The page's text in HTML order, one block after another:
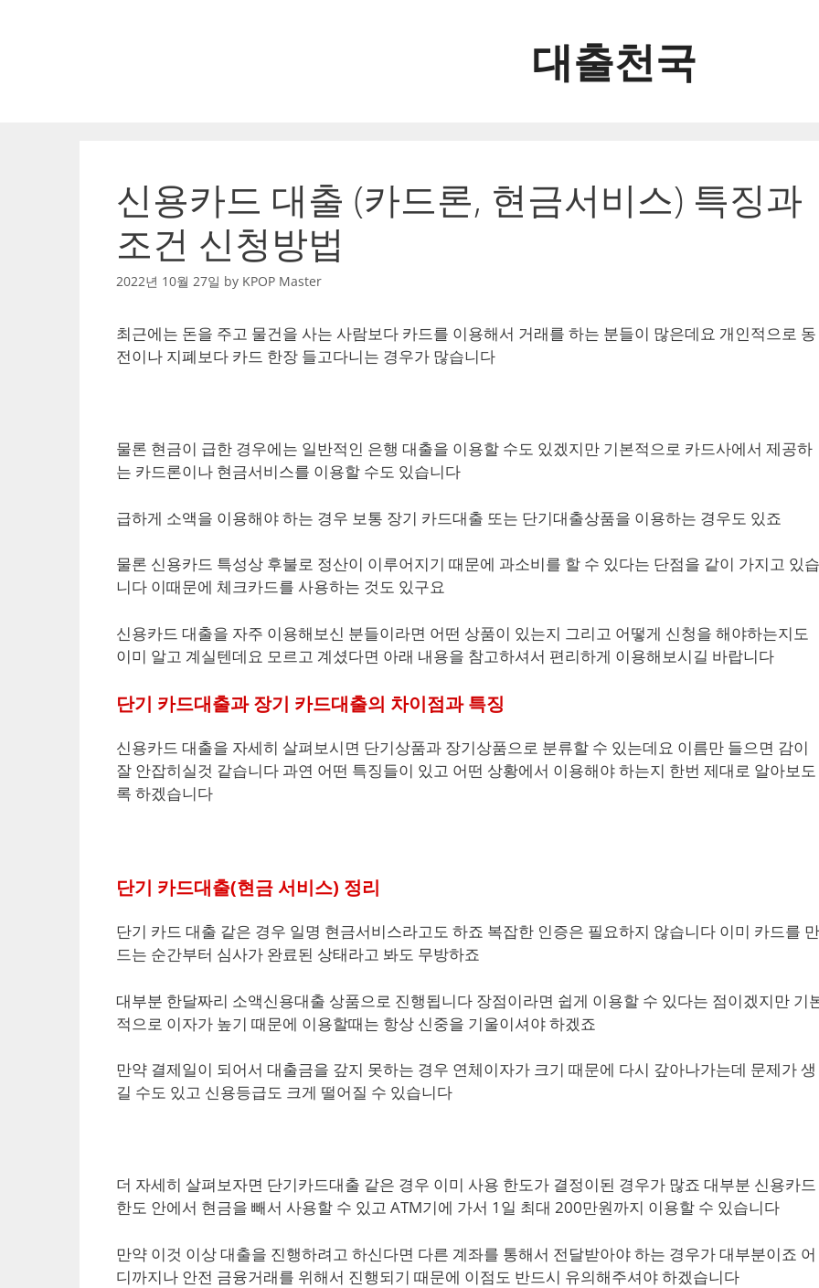
대출천국
신용카드 대출 (카드론, 현금서비스) 특징과
조건 신청방법
2022년 10월 27일 by KPOP Master
최근에는 돈을 주고 물건을 사는 사람보다 카드를 이용해서 거래를 하는 분들이 많은데요 개인적으로 동
전이나 지폐보다 카드 한장 들고다니는 경우가 많습니다
물론 현금이 급한 경우에는 일반적인 은행 대출을 이용할 수도 있겠지만 기본적으로 카드사에서 제공하
는 카드론이나 현금서비스를 이용할 수도 있습니다
급하게 소액을 이용해야 하는 경우 보통 장기 카드대출 또는 단기대출상품을 이용하는 경우도 있죠
물론 신용카드 특성상 후불로 정산이 이루어지기 때문에 과소비를 할 수 있다는 단점을 같이 가지고 있습
니다 이때문에 체크카드를 사용하는 것도 있구요
신용카드 대출을 자주 이용해보신 분들이라면 어떤 상품이 있는지 그리고 어떻게 신청을 해야하는지도
이미 알고 계실텐데요 모르고 계셨다면 아래 내용을 참고하셔서 편리하게 이용해보시길 바랍니다
단기 카드대출과 장기 카드대출의 차이점과 특징
신용카드 대출을 자세히 살펴보시면 단기상품과 장기상품으로 분류할 수 있는데요 이름만 들으면 감이
잘 안잡히실것 같습니다 과연 어떤 특징들이 있고 어떤 상황에서 이용해야 하는지 한번 제대로 알아보도
록 하겠습니다
단기 카드대출(현금 서비스) 정리
단기 카드 대출 같은 경우 일명 현금서비스라고도 하죠 복잡한 인증은 필요하지 않습니다 이미 카드를 만
드는 순간부터 심사가 완료된 상태라고 봐도 무방하죠
대부분 한달짜리 소액신용대출 상품으로 진행됩니다 장점이라면 쉽게 이용할 수 있다는 점이겠지만 기
적으로 이자가 높기 때문에 이용할때는 항상 신중을 기울이셔야 하겠죠
만약 결제일이 되어서 대출금을 갚지 못하는 경우 연체이자가 크기 때문에 다시 갚아나가는데 문제가 생
길 수도 있고 신용등급도 크게 떨어질 수 있습니다
더 자세히 살펴보자면 단기카드대출 같은 경우 이미 사용 한도가 결정이된 경우가 많죠 대부분 신용카드
한도 안에서 현금을 빼서 사용할 수 있고 ATM기에 가서 1일 최대 200만원까지 이용할 수 있습니다
만약 이것 이상 대출을 진행하려고 하신다면 다른 계좌를 통해서 전달받아야 하는 경우가 대부분이죠 어
디까지나 안전 금융거래를 위해서 진행되기 때문에 이점도 반드시 유의해주셔야 하겠습니다